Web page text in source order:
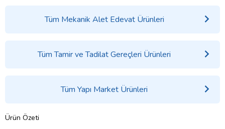
Tüm Mekanik Alet Edevat Ürünleri
Tüm Tamir ve Tadilat Gereçleri Ürünleri
Tüm Yapı Market Ürünleri
Ürün Özeti